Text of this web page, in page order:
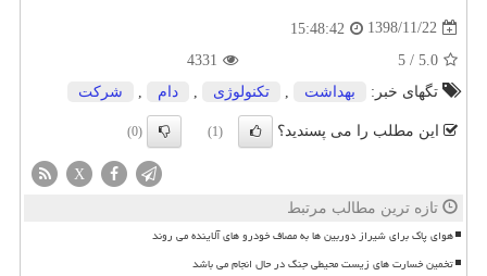
1398/11/22
15:48:42
5.0
/
5
4331
تگهای خبر:
بهداشت تكنولوژی دام شركت
این مطلب را می پسندید؟ (1)
(0)
X
تازه ترین مطالب مرتبط
هوای پاک برای شیراز دوربین ها به مصاف خودرو های آلاینده می روند
تخمین خسارت های زیست محیطی جنگ در حال انجام می باشد